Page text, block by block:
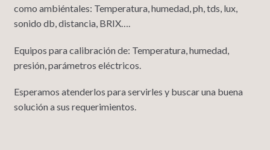
como ambiéntales: Temperatura, humedad, ph, tds, lux,
sonido db, distancia, BRIX….
Equipos para calibración de: Temperatura, humedad,
presión, parámetros eléctricos.
Esperamos atenderlos para servirles y buscar una buena
solución a sus requerimientos.